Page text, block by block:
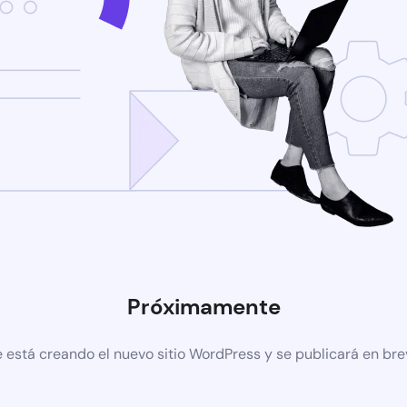
Próximamente
está creando el nuevo sitio WordPress y se publicará en